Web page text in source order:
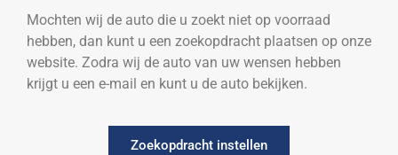
Mochten wij de auto die u zoekt niet op voorraad
hebben, dan kunt u een zoekopdracht plaatsen op onze
website. Zodra wij de auto van uw wensen hebben
krijgt u een e-mail en kunt u de auto bekijken.
Zoekopdracht instellen